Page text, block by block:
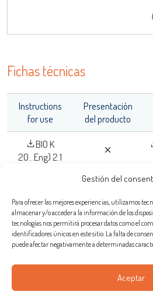
Gestión del
Para ofrecer las mejores experiencias, utilizamos
almacenar y/o acceder a la información de los
tecnologías nos permitirá procesar datos como el
identificadores únicos en este sitio. La falta de
puede afectar negativamente a determinadas
Aceptar
Fichas técnicas
Instructions
for use
Presentación
del producto
BIO K
20...Eng) 2.1
Bio-X Diagnostics S.A.
Rue de la Calestienne, 38 (PAE)
Belgica